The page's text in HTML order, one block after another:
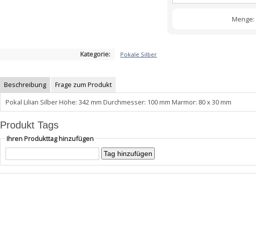
Menge:
Kategorie: Pokale Silber
Beschreibung
Frage zum Produkt
Pokal Lilian Silber Höhe: 342 mm Durchmesser: 100 mm Marmor: 80 x 30 mm
Produkt Tags
Ihren Produkttag hinzufügen